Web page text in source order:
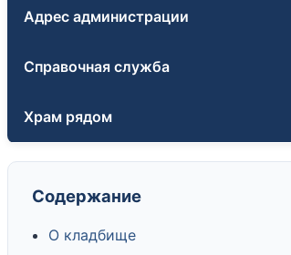
Адрес администрации
Справочная служба
Храм рядом
Содержание
О кладбище